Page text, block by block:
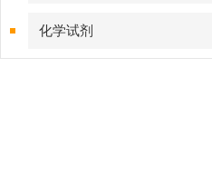
化学试剂